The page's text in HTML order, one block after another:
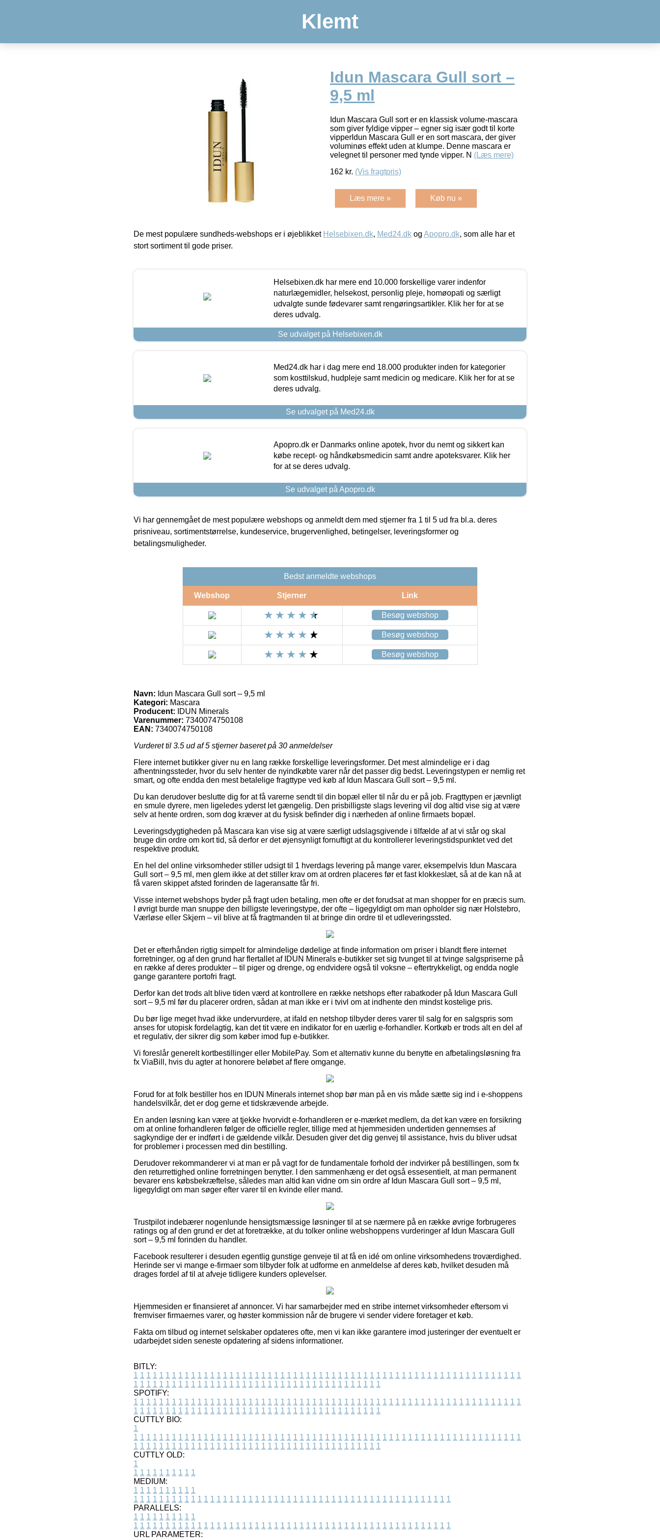
Klemt
Idun Mascara Gull sort –
9,5 ml
Idun Mascara Gull sort er en klassisk volume-mascara
som giver fyldige vipper – egner sig især godt til korte
vipperIdun Mascara Gull er en sort mascara, der giver
voluminøs effekt uden at klumpe. Denne mascara er
velegnet til personer med tynde vipper. N (Læs mere)
162 kr. (Vis fragtpris)
Læs mere » Køb nu »
De mest populære sundheds-webshops er i øjeblikket Helsebixen.dk, Med24.dk og Apopro.dk, som alle har et
stort sortiment til gode priser.
Helsebixen.dk har mere end 10.000 forskellige varer indenfor
naturlægemidler, helsekost, personlig pleje, homøopati og særligt
udvalgte sunde fødevarer samt rengøringsartikler. Klik her for at se
deres udvalg.
Se udvalget på Helsebixen.dk
Med24.dk har i dag mere end 18.000 produkter inden for kategorier
som kosttilskud, hudpleje samt medicin og medicare. Klik her for at se
deres udvalg.
Se udvalget på Med24.dk
Apopro.dk er Danmarks online apotek, hvor du nemt og sikkert kan
købe recept- og håndkøbsmedicin samt andre apoteksvarer. Klik her
for at se deres udvalg.
Se udvalget på Apopro.dk
Vi har gennemgået de mest populære webshops og anmeldt dem med stjerner fra 1 til 5 ud fra bl.a. deres
prisniveau, sortimentstørrelse, kundeservice, brugervenlighed, betingelser, leveringsformer og
betalingsmuligheder.
Bedst anmeldte webshops
Webshop Stjerner Link
Besøg webshop
Besøg webshop
Besøg webshop
Navn: Idun Mascara Gull sort – 9,5 ml
Kategori: Mascara
Producent:
IDUN Minerals
Varenummer: 7340074750108
EAN: 7340074750108
Vurderet til 3.5 ud af 5 stjerner baseret på 30 anmeldelser
Flere internet butikker giver nu en lang række forskellige leveringsformer. Det mest almindelige er i dag
afhentningssteder, hvor du selv henter de nyindkøbte varer når det passer dig bedst. Leveringstypen er nemlig ret
smart, og ofte endda den mest betalelige fragttype ved køb af Idun Mascara Gull sort – 9,5 ml.
Du kan derudover beslutte dig for at få varerne sendt til din bopæl eller til når du er på job. Fragttypen er jævnligt
en smule dyrere, men ligeledes yderst let gængelig. Den prisbilligste slags levering vil dog altid vise sig at være
selv at hente ordren, som dog kræver at du fysisk befinder dig i nærheden af online firmaets bopæl.
Leveringsdygtigheden på Mascara kan vise sig at være særligt udslagsgivende i tilfælde af at vi står og skal
bruge din ordre om kort tid, så derfor er det øjensynligt fornuftigt at du kontrollerer leveringstidspunktet ved det
respektive produkt.
En hel del online virksomheder stiller udsigt til 1 hverdags levering på mange varer, eksempelvis Idun Mascara
Gull sort – 9,5 ml, men glem ikke at det stiller krav om at ordren placeres før et fast klokkeslæt, så at de kan nå at
få varen skippet afsted forinden de lageransatte får fri.
Visse internet webshops byder på fragt uden betaling, men ofte er det forudsat at man shopper for en præcis sum.
I øvrigt burde man snuppe den billigste leveringstype, der ofte – ligegyldigt om man opholder sig nær Holstebro,
Værløse eller Skjern – vil blive at få fragtmanden til at bringe din ordre til et udleveringssted.
Det er efterhånden rigtig simpelt for almindelige dødelige at finde information om priser i blandt flere internet
forretninger, og af den grund har flertallet af IDUN Minerals e-butikker set sig tvunget til at tvinge salgspriserne på
en række af deres produkter – til piger og drenge, og endvidere også til voksne – eftertrykkeligt, og endda nogle
gange garantere portofri fragt.
Derfor kan det trods alt blive tiden værd at kontrollere en række netshops efter rabatkoder på Idun Mascara Gull
sort – 9,5 ml før du placerer ordren, sådan at man ikke er i tvivl om at indhente den mindst kostelige pris.
Du bør lige meget hvad ikke undervurdere, at ifald en netshop tilbyder deres varer til salg for en salgspris som
anses for utopisk fordelagtig, kan det tit være en indikator for en uærlig e-forhandler. Kortkøb er trods alt en del af
et regulativ, der sikrer dig som køber imod fup e-butikker.
Vi foreslår generelt kortbestillinger eller MobilePay. Som et alternativ kunne du benytte en afbetalingsløsning fra
fx ViaBill, hvis du agter at honorere beløbet af flere omgange.
Forud for at folk bestiller hos en IDUN Minerals internet shop bør man på en vis måde sætte sig ind i e-shoppens
handelsvilkår, det er dog gerne et tidskrævende arbejde.
En anden løsning kan være at tjekke hvorvidt e-forhandleren er e-mærket medlem, da det kan være en forsikring
om at online forhandleren følger de officielle regler, tillige med at hjemmesiden undertiden gennemses af
sagkyndige der er indført i de gældende vilkår. Desuden giver det dig genvej til assistance, hvis du bliver udsat
for problemer i processen med din bestilling.
Derudover rekommanderer vi at man er på vagt for de fundamentale forhold der indvirker på bestillingen, som fx
den returrettighed online forretningen benytter. I den sammenhæng er det også essesentielt, at man permanent
bevarer ens købsbekræftelse, således man altid kan vidne om sin ordre af Idun Mascara Gull sort – 9,5 ml,
ligegyldigt om man søger efter varer til en kvinde eller mand.
Trustpilot indebærer nogenlunde hensigtsmæssige løsninger til at se nærmere på en række øvrige forbrugeres
ratings og af den grund er det at foretrække, at du tolker online webshoppens vurderinger af Idun Mascara Gull
sort – 9,5 ml forinden du handler.
Facebook resulterer i desuden egentlig gunstige genveje til at få en idé om online virksomhedens troværdighed.
Herinde ser vi mange e-firmaer som tilbyder folk at udforme en anmeldelse af deres køb, hvilket desuden må
drages fordel af til at afveje tidligere kunders oplevelser.
Hjemmesiden er finansieret af annoncer. Vi har samarbejder med en stribe internet virksomheder eftersom vi
fremviser firmaernes varer, og høster kommission når de brugere vi sender videre foretager et køb.
Fakta om tilbud og internet selskaber opdateres ofte, men vi kan ikke garantere imod justeringer der eventuelt er
udarbejdet siden seneste opdatering af sidens informationer.
BITLY:
1 1 1 1 1 1 1 1 1 1 1 1 1 1 1 1 1 1 1 1 1 1 1 1 1 1 1 1 1 1 1 1 1 1 1 1 1 1 1 1 1 1 1 1 1 1 1 1 1 1 1 1 1 1 1 1 1 1 1 1 1
1 1 1 1 1 1 1 1 1 1 1 1 1 1 1 1 1 1 1 1 1 1 1 1 1 1 1 1 1 1 1 1 1 1 1 1 1 1 1
SPOTIFY:
1 1 1 1 1 1 1 1 1 1 1 1 1 1 1 1 1 1 1 1 1 1 1 1 1 1 1 1 1 1 1 1 1 1 1 1 1 1 1 1 1 1 1 1 1 1 1 1 1 1 1 1 1 1 1 1 1 1 1 1 1
1 1 1 1 1 1 1 1 1 1 1 1 1 1 1 1 1 1 1 1 1 1 1 1 1 1 1 1 1 1 1 1 1 1 1 1 1 1 1
CUTTLY BIO:
1
1 1 1 1 1 1 1 1 1 1 1 1 1 1 1 1 1 1 1 1 1 1 1 1 1 1 1 1 1 1 1 1 1 1 1 1 1 1 1 1 1 1 1 1 1 1 1 1 1 1 1 1 1 1 1 1 1 1 1 1 1
1 1 1 1 1 1 1 1 1 1 1 1 1 1 1 1 1 1 1 1 1 1 1 1 1 1 1 1 1 1 1 1 1 1 1 1 1 1 1
CUTTLY OLD:
1
1 1 1 1 1 1 1 1 1 1
MEDIUM:
1 1 1 1 1 1 1 1 1 1
1 1 1 1 1 1 1 1 1 1 1 1 1 1 1 1 1 1 1 1 1 1 1 1 1 1 1 1 1 1 1 1 1 1 1 1 1 1 1 1 1 1 1 1 1 1 1 1 1 1
PARALLELS:
1 1 1 1 1 1 1 1 1 1
1 1 1 1 1 1 1 1 1 1 1 1 1 1 1 1 1 1 1 1 1 1 1 1 1 1 1 1 1 1 1 1 1 1 1 1 1 1 1 1 1 1 1 1 1 1 1 1 1 1
URL PARAMETER: